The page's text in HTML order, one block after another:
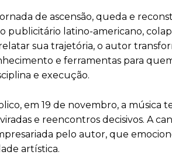
de ascensão, queda e
latino-americano,
sua trajetória, o autor
e ferramentas para
e execução.
em 19 de novembro, a música
e reencontros decisivos. A
pelo autor, que
artística.